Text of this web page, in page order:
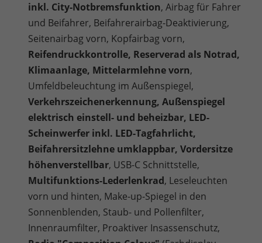
inkl. City-Notbremsfunktion, Airbag für Fahrer
und Beifahrer, Beifahrerairbag-Deaktivierung,
Seitenairbag vorn, Kopfairbag vorn,
Reifendruckkontrolle, Reserverad als Notrad,
Klimaanlage, Mittelarmlehne vorn,
Umfeldbeleuchtung im Außenspiegel,
Verkehrszeichenerkennung, Außenspiegel
elektrisch einstell- und beheizbar, LED-
Scheinwerfer inkl. LED-Tagfahrlicht,
Beifahrersitzlehne umklappbar, Vordersitze
höhenverstellbar, USB-C Schnittstelle,
Multifunktions-Lederlenkrad, Leseleuchten
vorn und hinten, Make-up-Spiegel in den
Sonnenblenden, Staub- und Pollenfilter,
Innenraumfilter, Proaktiver Insassenschutz,